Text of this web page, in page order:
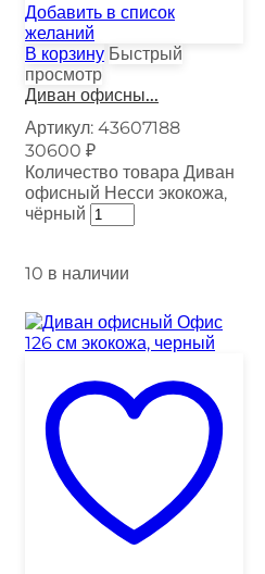
Добавить в список
желаний
В корзину Быстрый
просмотр
Диван офисны...
Артикул: 43607188
30600 ₽
Количество товара Диван
офисный Несси экокожа,
чёрный
10 в наличии